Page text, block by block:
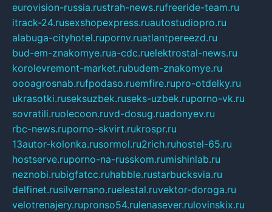
eurovision-russia.rustrah-news.rufreeride-team.ru
itrack-24.rusexshopexpress.ruautostudiopro.ru
alabuga-cityhotel.rupornv.ruatlantpereezd.ru
bud-em-znakomye.rua-cdc.ruelektrostal-news.ru
korolevremont-market.rubudem-znakomye.ru
oooagrosnab.rufpodaso.ruemfire.rupro-otdelky.ru
ukrasotki.ruseksuzbek.ruseks-uzbek.ruporno-vk.ru
sovratili.ruolecoon.ruvd-dosug.ruadonyev.ru
rbc-news.ruporno-skvirt.rukrospr.ru
13autor-kolonka.rusormol.ru2rich.ruhostel-65.ru
hostserve.ruporno-na-russkom.rumishinlab.ru
neznobi.rubigfatcc.ruhabble.rustarbucksvia.ru
delfinet.rusilvernano.ruelestal.ruvektor-doroga.ru
velotrenajery.rupronso54.rulenasever.rulovinskix.ru